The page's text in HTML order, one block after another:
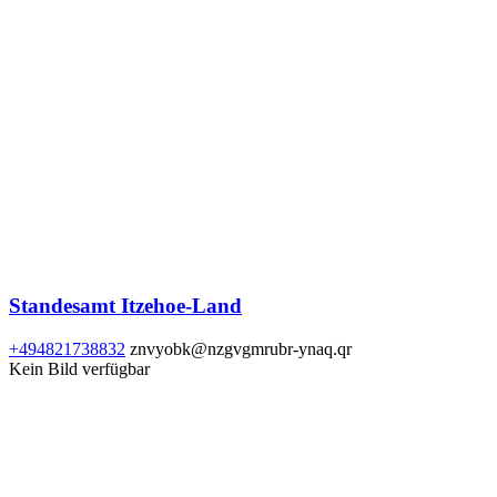
Standesamt Itzehoe-Land
+494821738832 znvyobk@nzgvgmrubr-ynaq.qr
Kein Bild verfügbar